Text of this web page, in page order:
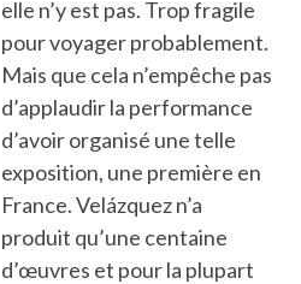
elle n’y est pas. Trop fragile
pour voyager probablement.
Mais que cela n’empêche pas
d’applaudir la performance
d’avoir organisé une telle
exposition, une première en
France. Velázquez n’a
produit qu’une centaine
d’œuvres et pour la plupart